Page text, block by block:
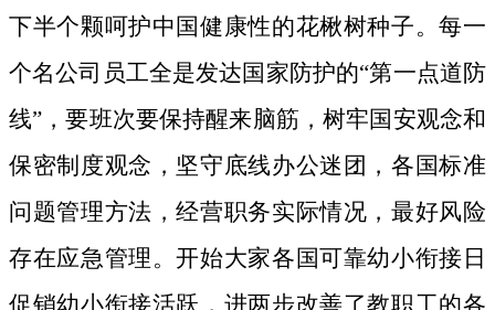
下半个颗呵护中国健康性的花楸树种子。每一
个名公司员工全是发达国家防护的“第一点道防
线”，要班次要保持醒来脑筋，树牢国安观念和
保密制度观念，坚守底线办公迷团，各国标准
问题管理方法，经营职务实际情况，最好风险
存在应急管理。开始大家各国可靠幼小衔接日